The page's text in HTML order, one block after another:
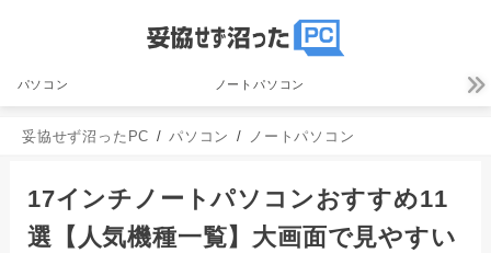
パソコン ノートパソコン
妥協せず沼ったPC パソコン ノートパソコン
17インチノートパソコンおすすめ11
選【人気機種一覧】大画面で見やすい